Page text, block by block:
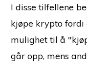
I disse tilfellene
kjøpe krypto fordi
mulighet til å
går opp, mens